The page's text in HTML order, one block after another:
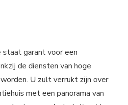
garant voor een
de diensten van hoge
U zult verrukt zijn over
met een panorama van